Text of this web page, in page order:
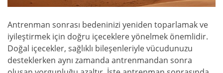
Antrenman sonrası bedeninizi yeniden toparlamak ve
iyileştirmek için doğru içeceklere yönelmek önemlidir.
Doğal içecekler, sağlıklı bileşenleriyle vücudunuzu
desteklerken aynı zamanda antrenmandan sonra